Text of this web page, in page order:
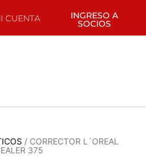
CUENTA INGRESO A
SOCIOS
/ CORRECTOR L´OREAL
375